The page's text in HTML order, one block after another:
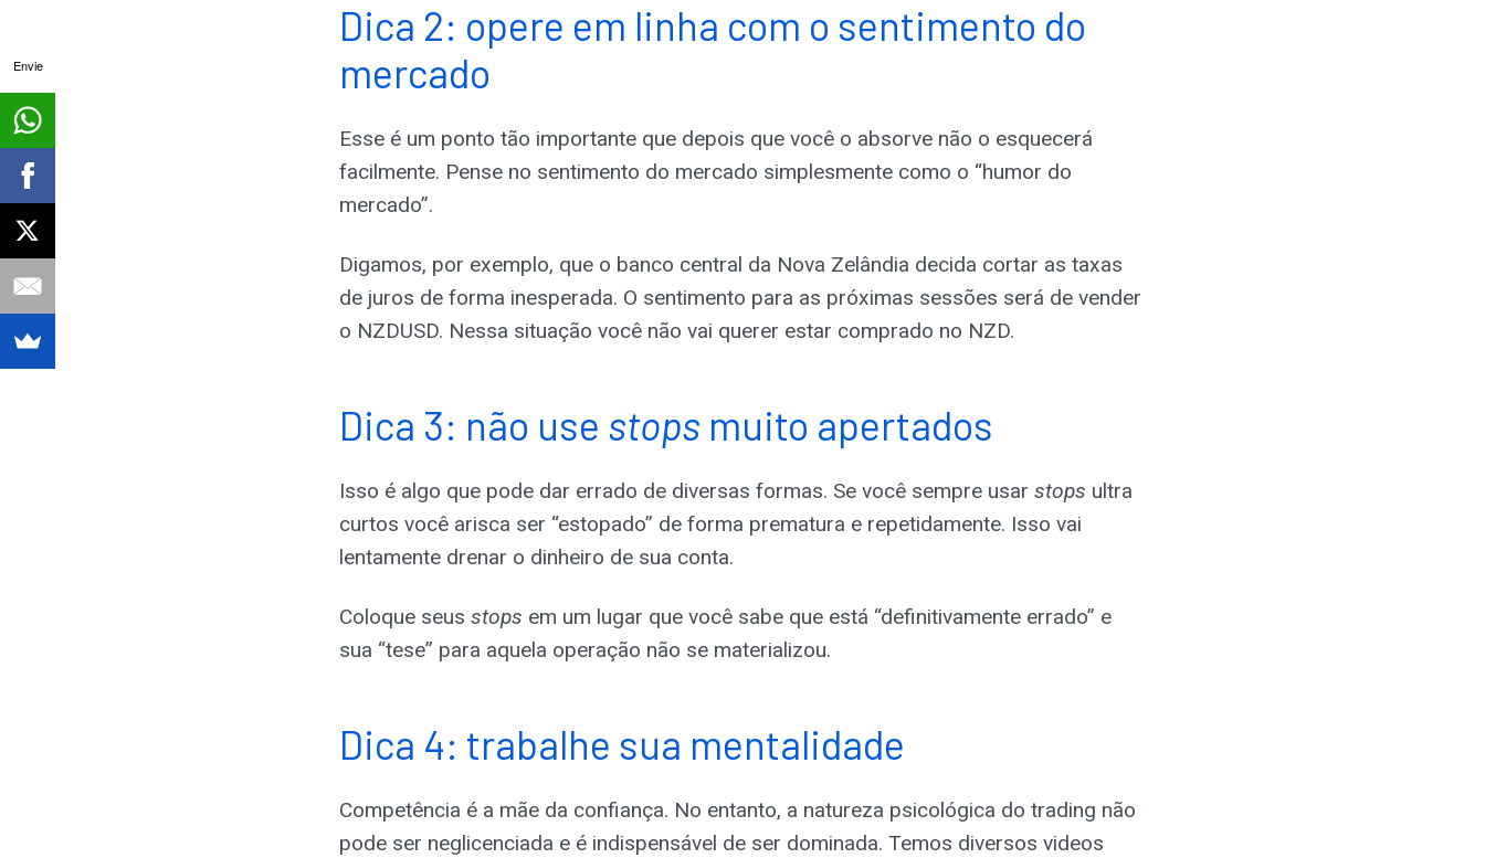
Dica 2: opere em linha com o sentimento do
mercado
Esse é um ponto tão importante que depois que você o absorve não o esquecerá
facilmente. Pense no sentimento do mercado simplesmente como o “humor do
mercado”.
Digamos, por exemplo, que o banco central da Nova Zelândia decida cortar as taxas
de juros de forma inesperada. O sentimento para as próximas sessões será de vender
o NZDUSD. Nessa situação você não vai querer estar comprado no NZD.
Dica 3: não use stops muito apertados
Isso é algo que pode dar errado de diversas formas. Se você sempre usar stops ultra
curtos você arisca ser “estopado” de forma prematura e repetidamente. Isso vai
lentamente drenar o dinheiro de sua conta.
Coloque seus stops em um lugar que você sabe que está “definitivamente errado” e
sua “tese” para aquela operação não se materializou.
Dica 4: trabalhe sua mentalidade
Competência é a mãe da confiança. No entanto, a natureza psicológica do trading não
pode ser neglicenciada e é indispensável de ser dominada. Temos diversos videos
Envie